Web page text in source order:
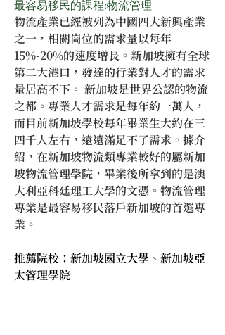
最容易移民的課程:物流管理
物流產業已經被列為中國四大新興產業
之一，相關崗位的需求量以每年
15%-20%的速度增長。新加坡擁有全球
第二大港口，發達的行業對人才的需求
量居高不下。 新加坡是世界公認的物流
之都。專業人才需求是每年約一萬人，
而目前新加坡學校每年畢業生大約在三
四千人左右，遠遠滿足不了需求。據介
紹，在新加坡物流類專業較好的屬新加
坡物流管理學院，畢業後所拿到的是澳
大利亞科廷理工大學的文憑。 物流管理
專業是最容易移民落戶新加坡的首選專
業。
推薦院校：新加坡國立大學、新加坡亞
太管理學院